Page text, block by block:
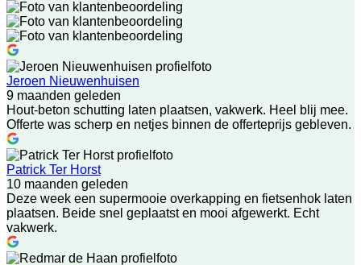
Jeroen Nieuwenhuisen
9 maanden geleden
Hout-beton schutting laten plaatsen, vakwerk. Heel blij mee.
Offerte was scherp en netjes binnen de offerteprijs gebleven.
Patrick Ter Horst
10 maanden geleden
Deze week een supermooie overkapping en fietsenhok laten
plaatsen. Beide snel geplaatst en mooi afgewerkt. Echt
vakwerk.